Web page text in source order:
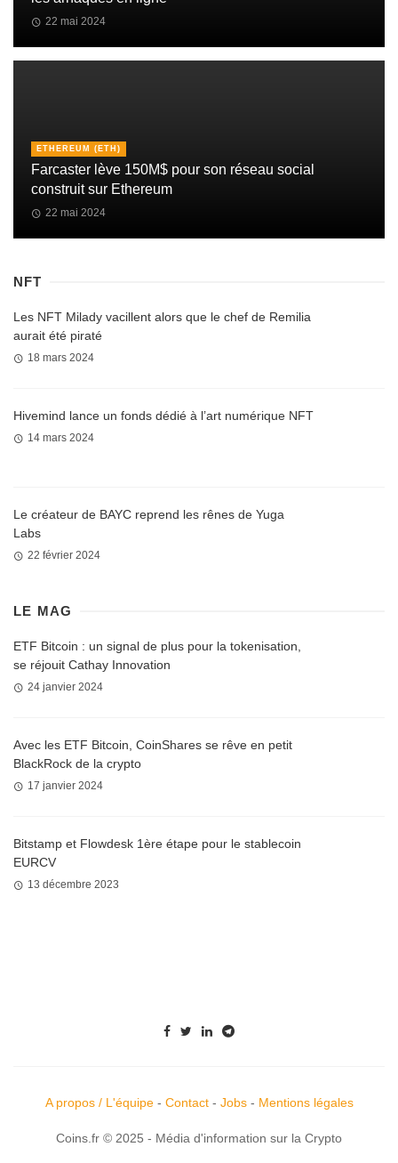
22 mai 2024
ETHEREUM (ETH)
Farcaster lève 150M$ pour son réseau social
construit sur Ethereum
22 mai 2024
NFT
Les NFT Milady vacillent alors que le chef de Remilia
aurait été piraté
18 mars 2024
Hivemind lance un fonds dédié à l’art numérique NFT
14 mars 2024
Le créateur de BAYC reprend les rênes de Yuga
Labs
22 février 2024
LE MAG
ETF Bitcoin : un signal de plus pour la tokenisation,
se réjouit Cathay Innovation
24 janvier 2024
Avec les ETF Bitcoin, CoinShares se rêve en petit
BlackRock de la crypto
17 janvier 2024
Bitstamp et Flowdesk 1ère étape pour le stablecoin
EURCV
13 décembre 2023
A propos / L'équipe- Contact- Jobs- Mentions légales
Coins.fr © 2025 - Média d'information sur la Crypto